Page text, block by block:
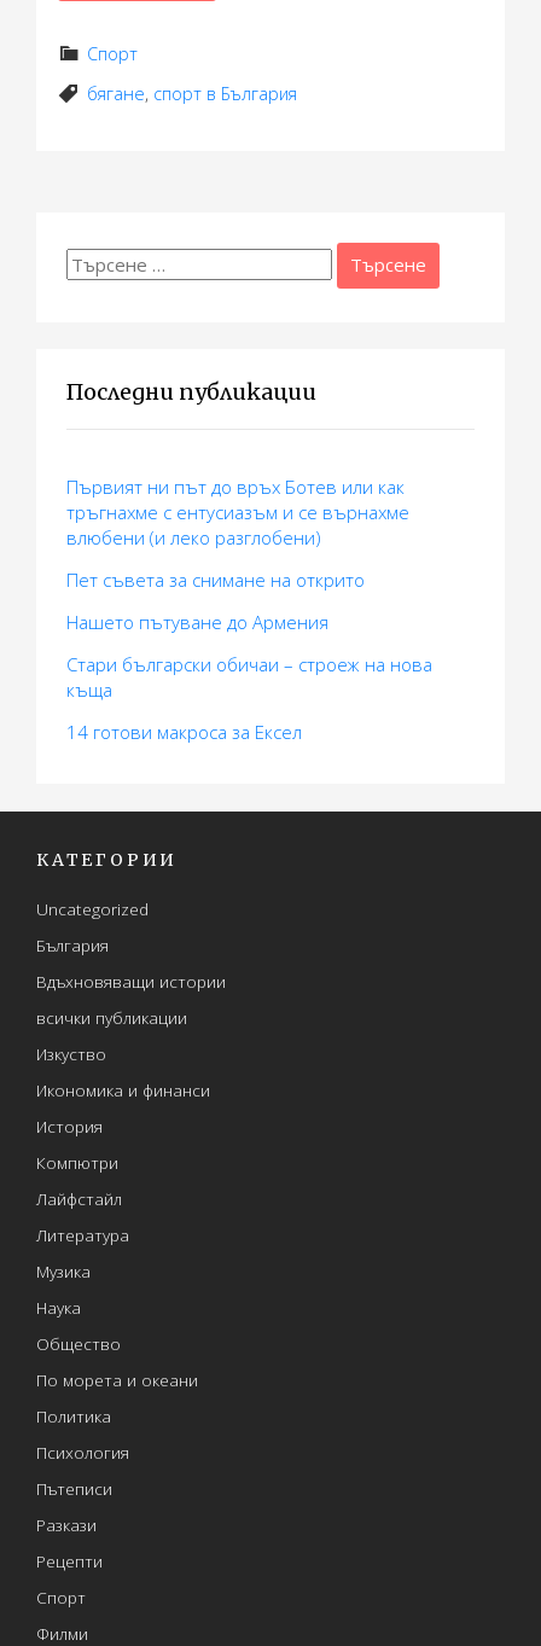
Спорт
бягане, спорт в България
Търсене
Последни публикации
Първият ни път до връх Ботев или как
тръгнахме с ентусиазъм и се върнахме
влюбени (и леко разглобени)
Пет съвета за снимане на открито
Нашето пътуване до Армения
Стари български обичаи – строеж на нова
къща
14 готови макросa за Ексел
КАТЕГОРИИ
Uncategorized
България
Вдъхновяващи истории
всички публикации
Изкуство
Икономика и финанси
История
Компютри
Лайфстайл
Литература
Музика
Наука
Общество
По морета и океани
Политика
Психология
Пътеписи
Разкази
Рецепти
Спорт
Филми